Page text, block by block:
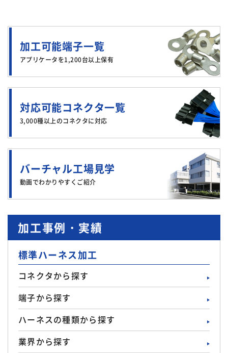
加工可能端子一覧
アプリケータを1,200台以上保有
対応可能コネクタ一覧
3,000種以上のコネクタに対応
バーチャル工場見学
動画でわかりやすくご紹介
加工事例・実績
標準ハーネス加工
コネクタから探す
端子から探す
ハーネスの種類から探す
業界から探す